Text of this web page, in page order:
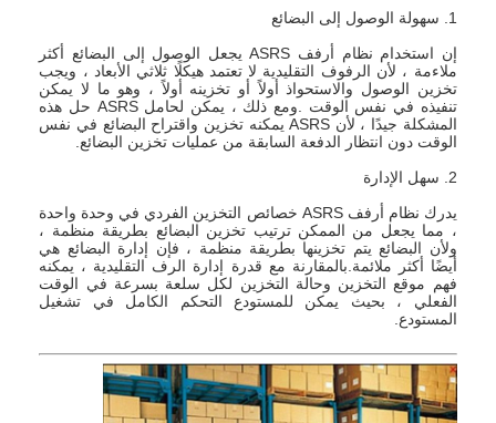
1. سهولة الوصول إلى البضائع
إن استخدام نظام أرفف ASRS يجعل الوصول إلى البضائع أكثر
ملاءمة ، لأن الرفوف التقليدية لا تعتمد هيكلًا ثلاثي الأبعاد ، ويجب
تخزين الوصول والاستحواذ أولاً أو تخزينه أولاً ، وهو ما لا يمكن
تنفيذه في نفس الوقت .ومع ذلك ، يمكن لحامل ASRS حل هذه
المشكلة جيدًا ، لأن ASRS يمكنه تخزين واقتراح البضائع في نفس
الوقت دون انتظار الدفعة السابقة من عمليات تخزين البضائع.
2. سهل الإدارة
يدرك نظام أرفف ASRS خصائص التخزين الفردي في وحدة واحدة
، مما يجعل من الممكن ترتيب تخزين البضائع بطريقة منظمة ،
ولأن البضائع يتم تخزينها بطريقة منظمة ، فإن إدارة البضائع هي
أيضًا أكثر ملائمة.بالمقارنة مع قدرة إدارة الرف التقليدية ، يمكنه
فهم موقع التخزين وحالة التخزين لكل سلعة بسرعة في الوقت
الفعلي ، بحيث يمكن للمستودع التحكم الكامل في تشغيل
المستودع.